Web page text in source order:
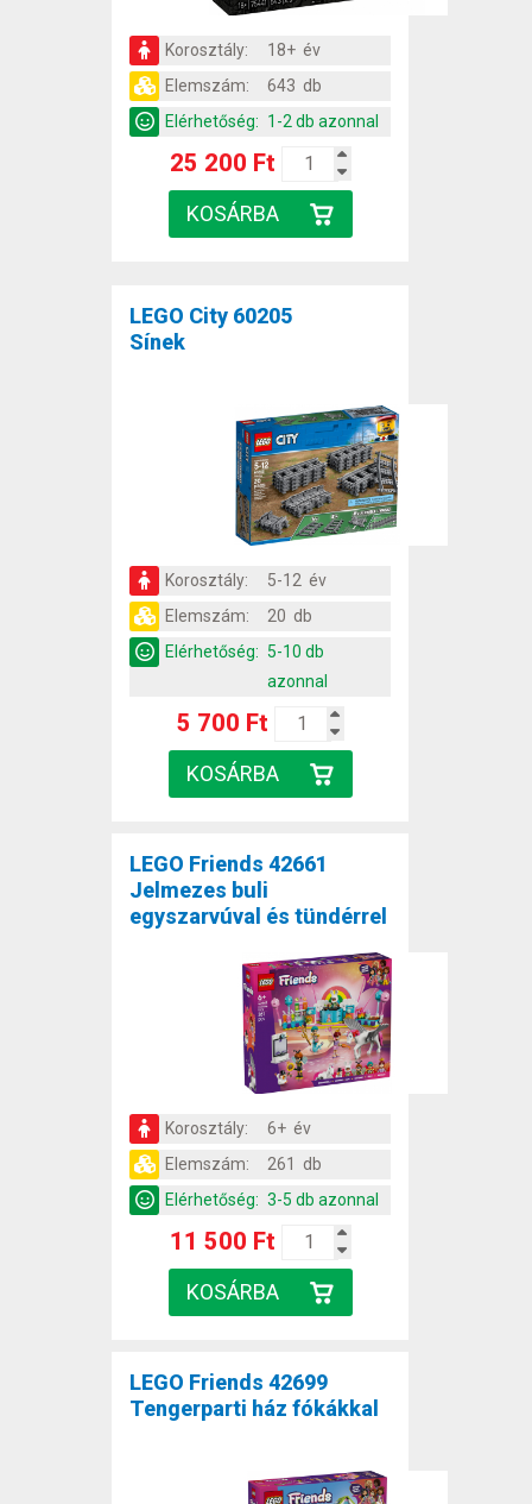
Korosztály:
18+ év
Elemszám:
643 db
Elérhetőség: 1-2 db azonnal
25 200 Ft
LEGO City 60205
Sínek
Korosztály:
5-12 év
Elemszám:
20 db
Elérhetőség: 5-10 db
azonnal
5 700 Ft
LEGO Friends 42661
Jelmezes buli
egyszarvúval és tündérrel
Korosztály:
6+ év
Elemszám:
261 db
Elérhetőség: 3-5 db azonnal
11 500 Ft
LEGO Friends 42699
Tengerparti ház fókákkal